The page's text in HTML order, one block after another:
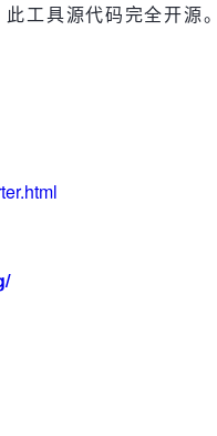
工具源代码完全开源